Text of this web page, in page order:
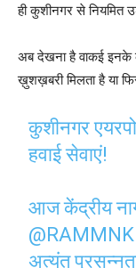
ही कुशीनगर से नियमित
अब देखना है वाकई इनके
ख़ुशख़बरी मिलता है या
कुशीनगर
हवाई सेवाएं!
आज केंद्रीय
@RAMMNK
अत्यंत